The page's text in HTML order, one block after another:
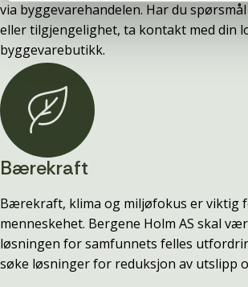
via byggevarehandelen. Har du
eller tilgjengelighet, ta kontakt med din
byggevarebutikk.
Bærekraft
Bærekraft, klima og miljøfokus er viktig
menneskehet. Bergene Holm AS skal
løsningen for samfunnets felles
søke løsninger for reduksjon av utslipp